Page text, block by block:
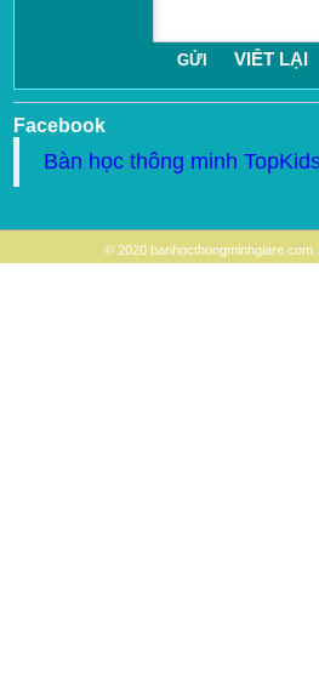
Facebook
Bàn học thông minh
© 2020 banhocthongminhgiare.com.